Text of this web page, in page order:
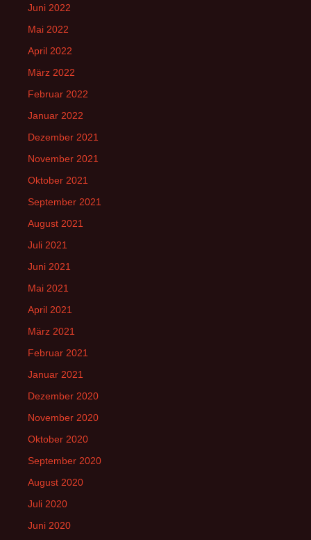
Juni 2022
Mai 2022
April 2022
März 2022
Februar 2022
Januar 2022
Dezember 2021
November 2021
Oktober 2021
September 2021
August 2021
Juli 2021
Juni 2021
Mai 2021
April 2021
März 2021
Februar 2021
Januar 2021
Dezember 2020
November 2020
Oktober 2020
September 2020
August 2020
Juli 2020
Juni 2020